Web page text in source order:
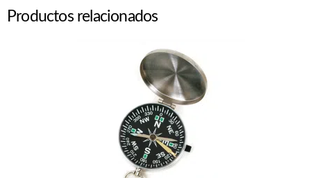
Productos relacionados